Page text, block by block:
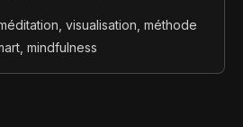
visualisation, méthode
mindfulness